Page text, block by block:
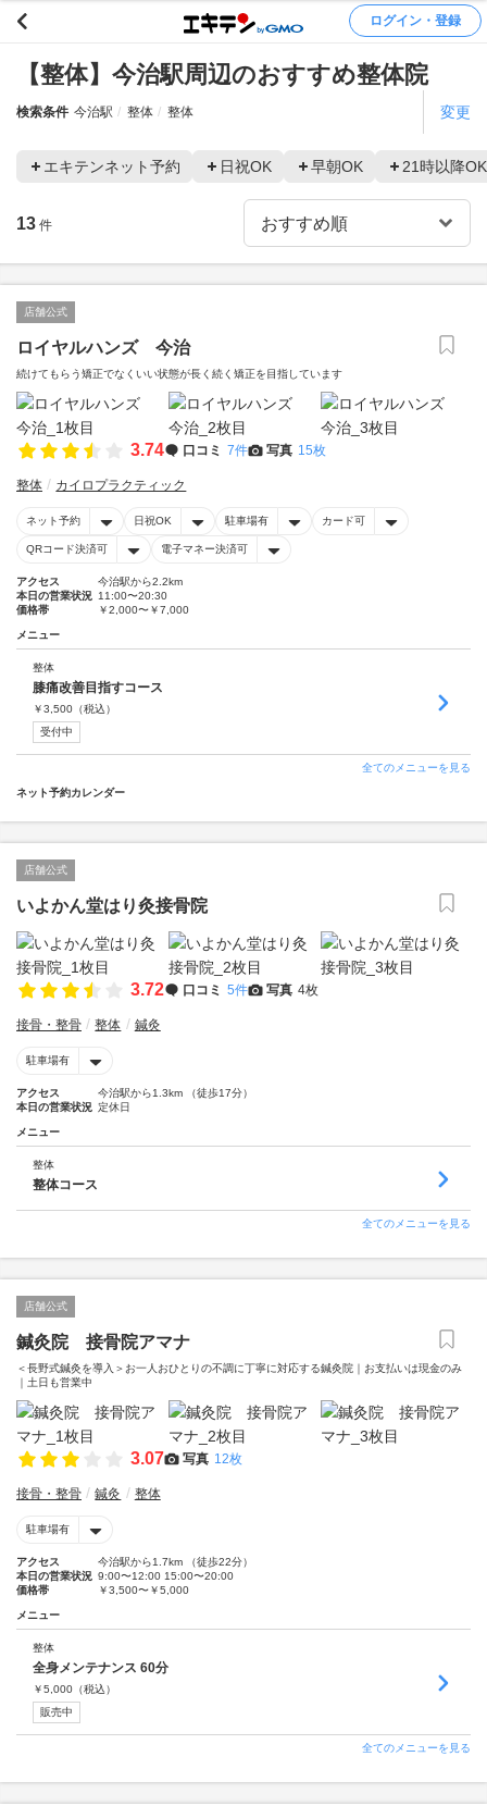
ログイン・登録
【整体】今治駅周辺のおすすめ整体院
検索条件 今治駅 整体 整体 変更
エキテンネット予約 日祝OK 早朝OK 21時以降OK
13 件
店舗公式
ロイヤルハンズ 今治
続けてもらう矯正でなくいい状態が長く続く矯正を目指しています
3.74 口コミ 7件 写真 15枚
整体 カイロプラクティック
ネット予約 日祝OK 駐車場有 カード可
QRコード決済可 電子マネー決済可
アクセス
今治駅から2.2km
本日の営業状況 11:00〜20:30
価格帯
￥2,000〜￥7,000
メニュー
整体
膝痛改善目指すコース
￥3,500 （税込）
受付中
全てのメニューを見る
ネット予約カレンダー
店舗公式
いよかん堂はり灸接骨院
3.72 口コミ 5件 写真 4枚
接骨・整骨 整体 鍼灸
駐車場有
アクセス
今治駅から1.3km （徒歩17分）
本日の営業状況 定休日
メニュー
整体
整体コース
全てのメニューを見る
店舗公式
鍼灸院 接骨院アマナ
＜長野式鍼灸を導入＞お一人おひとりの不調に丁寧に対応する鍼灸院｜お支払いは現金のみ
｜土日も営業中
3.07 写真 12枚
接骨・整骨 鍼灸 整体
駐車場有
アクセス
今治駅から1.7km （徒歩22分）
本日の営業状況 9:00〜12:00 15:00〜20:00
価格帯
￥3,500〜￥5,000
メニュー
整体
全身メンテナンス 60分
￥5,000 （税込）
販売中
全てのメニューを見る